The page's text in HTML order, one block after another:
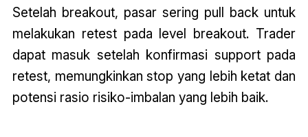
Setelah breakout, pasar sering pull back untuk
melakukan retest pada level breakout. Trader
dapat masuk setelah konfirmasi support pada
retest, memungkinkan stop yang lebih ketat dan
potensi rasio risiko-imbalan yang lebih baik.